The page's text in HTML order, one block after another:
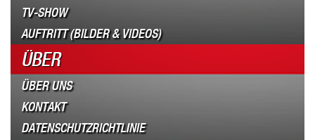
TV-SHOW
AUFTRITT (BILDER & VIDEOS)
ÜBER
ÜBER UNS
KONTAKT
DATENSCHUTZRICHTLINIE